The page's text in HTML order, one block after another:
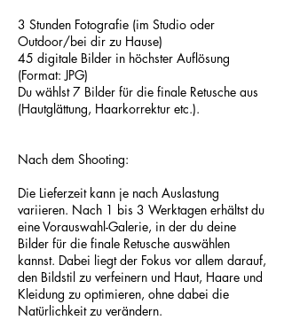
3 Stunden Fotografie (im Studio oder
Outdoor/bei dir zu Hause)
45 digitale Bilder in höchster Auflösung
(Format: JPG)
Du wählst 7 Bilder für die finale Retusche aus
(Hautglättung, Haarkorrektur etc.).
Nach dem Shooting:
Die Lieferzeit kann je nach Auslastung
variieren. Nach 1 bis 3 Werktagen erhältst du
eine Vorauswahl-Galerie, in der du deine
Bilder für die finale Retusche auswählen
kannst. Dabei liegt der Fokus vor allem darauf,
den Bildstil zu verfeinern und Haut, Haare und
Kleidung zu optimieren, ohne dabei die
Natürlichkeit zu verändern.